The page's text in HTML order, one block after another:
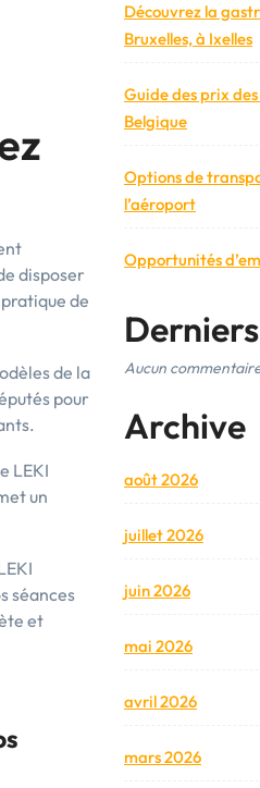
disposer
de
de la
pour
LEKI
un
séances
et
Découvrez la
Bruxelles, à Ixelles
Guide des prix
Belgique
Options de
l’aéroport
Opportunités
Aucun
Archive
août 2026
juillet 2026
juin 2026
mai 2026
avril 2026
mars 2026